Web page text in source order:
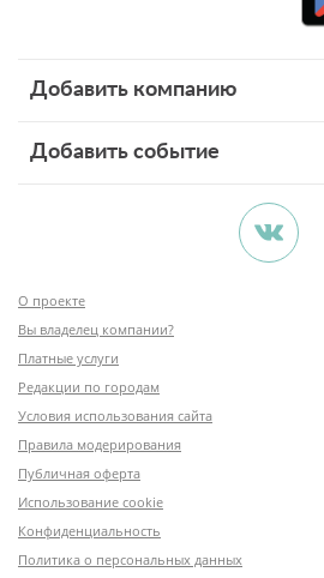
Добавить компанию
Добавить событие
О проекте
Вы владелец компании?
Платные услуги
Редакции по городам
Условия использования сайта
Правила модерирования
Публичная оферта
Использование cookie
Конфиденциальность
Политика о персональных данных